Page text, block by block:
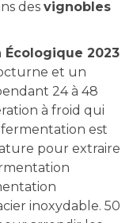
des vignobles
Écologique 2023
et un
24 à 48
à froid qui
fermentation est
pour extraire
inoxydable. 50